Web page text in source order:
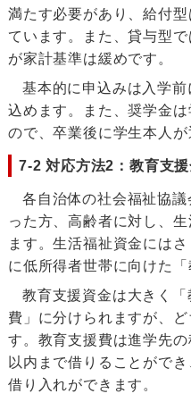
満たす必要があり、給付
ています。また、貸与型
が家計基準は緩めです。
基本的に申込みは入学
込めます。また、奨学金
ので、卒業後に学生本人が
7-2 対応方法2：教育支援
各自治体の社会福祉協
った方、高齢者に対し、
ます。生活福祉資金には
に低所得者世帯に向けた
教育支援資金は大きく
費」に分けられますが、
す。教育支援費は進学先
以内まで借りることがで
借り入れができます。